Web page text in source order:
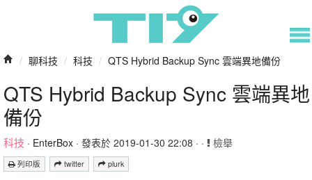
/ 聊科技 / 科技 / QTS Hybrid Backup Sync 雲端異地備份
QTS Hybrid Backup Sync 雲端異地
備份
科技 · EnterBox · 發表於 2019-01-30 22:08 · · 檢舉
列印版 twitter plurk